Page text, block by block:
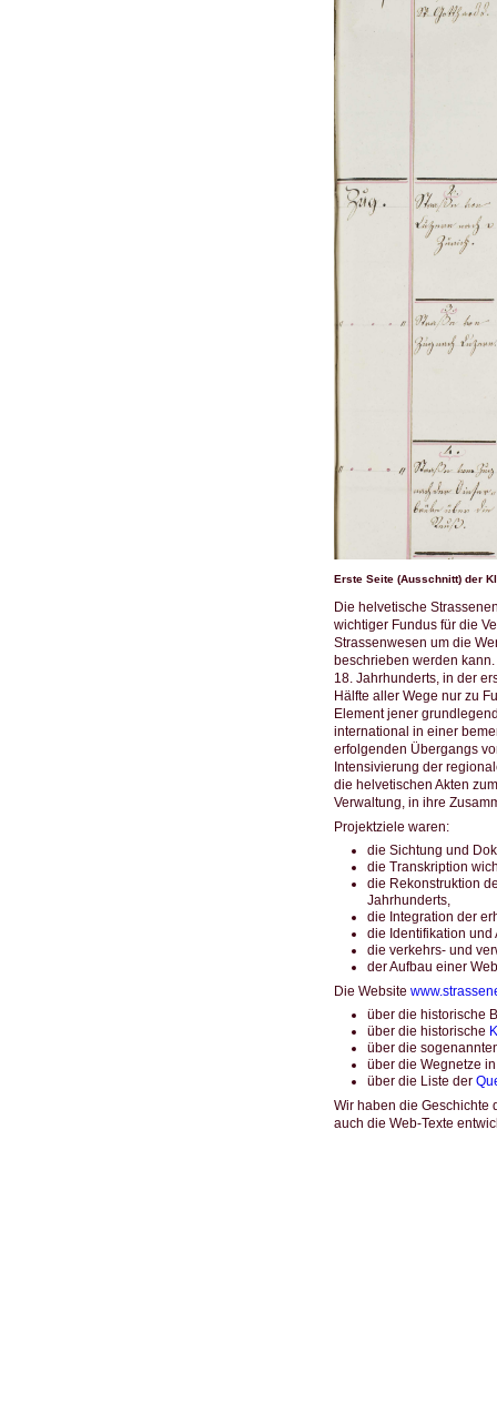
Erste Seite (Ausschnitt) der
Die helvetische
wichtiger Fundus für die
Strassenwesen um die
beschrieben werden
18. Jahrhunderts, in der
Hälfte aller Wege nur zu
Element jener
international in einer
erfolgenden Übergangs
Intensivierung der
die helvetischen Akten
Verwaltung, in ihre
Projektziele waren:
die Sichtung und
die Transkription
die Rekonstruktion
Jahrhunderts,
die Integration der
die Identifikation
die verkehrs- und
der Aufbau einer
Die Website
über die historische
über die historische
über die
über die Wegnetze
über die Liste der
Wir haben die Geschichte
auch die Web-Texte